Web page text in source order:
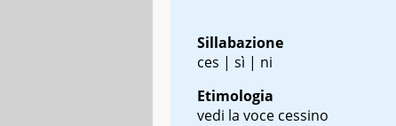
Sillabazione
ces | sì | ni
Etimologia
vedi la voce cessino